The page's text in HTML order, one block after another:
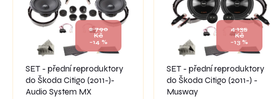
2 790
Kč
–14 %
SET - přední reproduktory
do Škoda Citigo (2011-)-
Audio System MX
4 135
Kč
–13 %
SET - přední reproduktory
do Škoda Citigo (2011-) -
Musway